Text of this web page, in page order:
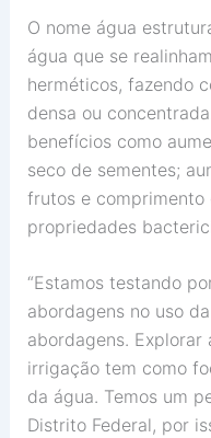
O nome água
água que se
herméticos, fazendo
densa ou
benefícios como
seco de sementes;
frutos e comprimento
propriedades
“Estamos testando
abordagens no uso
abordagens.
irrigação tem como
da água. Temos um
Distrito Federal, por